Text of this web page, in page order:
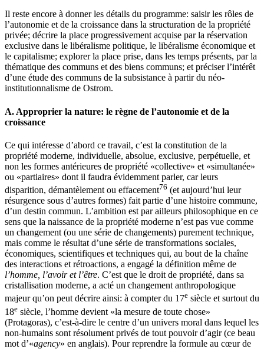
Il reste encore à donner les détails du programme: saisir les rôles de
l’autonomie et de la croissance dans la structuration de la propriété
privée; décrire la place progressivement acquise par la réservation
exclusive dans le libéralisme politique, le libéralisme économique et
le capitalisme; explorer la place prise, dans les temps présents, par la
thématique des communs et des biens communs; et préciser l’intérêt
d’une étude des communs de la subsistance à partir du néo-
institutionnalisme de Ostrom.
A. Approprier la nature: le règne de l’autonomie et de la
croissance
Ce qui intéresse d’abord ce travail, c’est la constitution de la
propriété moderne, individuelle, absolue, exclusive, perpétuelle, et
non les formes antérieures de propriété «collective» et «simultanée»
ou «partiaires» dont il faudra évidemment parler, car leurs
disparition, démantèlement ou effacement76 (et aujourd’hui leur
résurgence sous d’autres formes) fait partie d’une histoire commune,
d’un destin commun. L’ambition est par ailleurs philosophique en ce
sens que la naissance de la propriété moderne n’est pas vue comme
un changement (ou une série de changements) purement technique,
mais comme le résultat d’une série de transformations sociales,
économiques, scientifiques et techniques qui, au bout de la chaîne
des interactions et rétroactions, a engagé la définition même de
l’homme, l’avoir et l’être. C’est que le droit de propriété, dans sa
cristallisation moderne, a acté un changement anthropologique
majeur qu’on peut décrire ainsi: à compter du 17e siècle et surtout du
18e siècle, l’homme devient «la mesure de toute chose»
(Protagoras), c’est-à-dire le centre d’un univers moral dans lequel les
non-humains sont résolument privés de tout pouvoir d’agir (ce beau
mot d’«agency» en anglais). Pour reprendre la formule au cœur de